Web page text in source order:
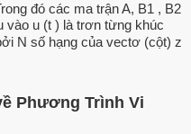
đó các ma trận A, B1 , B2
vào u (t ) là trơn từng khúc
N số hạng của vectơ (cột) z
Phương Trình Vi